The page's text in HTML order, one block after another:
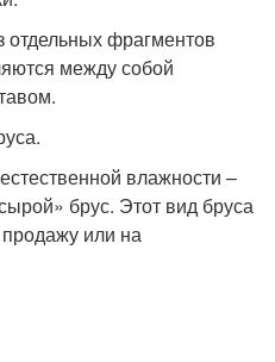
отдельных фрагментов
между собой
влажности –
брус. Этот вид бруса
продажу или на